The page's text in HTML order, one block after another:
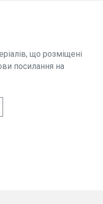
що розміщені
посилання на